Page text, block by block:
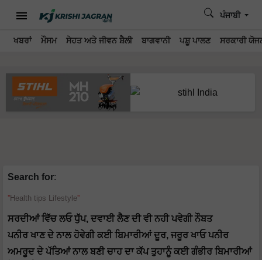
ਖਬਰਾਂ ਮੌਸਮ ਸੇਹਤ ਅਤੇ ਜੀਵਨ ਸ਼ੈਲੀ ਬਾਗਵਾਨੀ ਪਸ਼ੂ ਪਾਲਣ ਸਰਕਾਰੀ
ਪੰਜਾਬੀ
Search for:
Health tips Lifestyle
ਸਰਦੀਆਂ ਵਿੱਚ ਲਓ ਧੁੱਪ, ਦਵਾਈ ਲੈਣ ਦੀ ਵੀ ਨਹੀ ਪਵੇਗੀ ਨੌਬਤ
ਪਨੀਰ ਖਾਣ ਦੇ ਨਾਲ ਹੋਵੇਗੀ ਕਈ ਬਿਮਾਰੀਆਂ ਦੂਰ, ਜਰੂਰ ਖਾਓ ਪਨੀਰ
ਅਮਰੂਦ ਦੇ ਪੱਤਿਆਂ ਨਾਲ ਬਣੀ ਚਾਹ ਦਾ ਕੱਪ ਤੁਹਾਨੂੰ ਕਈ ਗੰਭੀਰ ਬਿਮਾਰੀਆਂ